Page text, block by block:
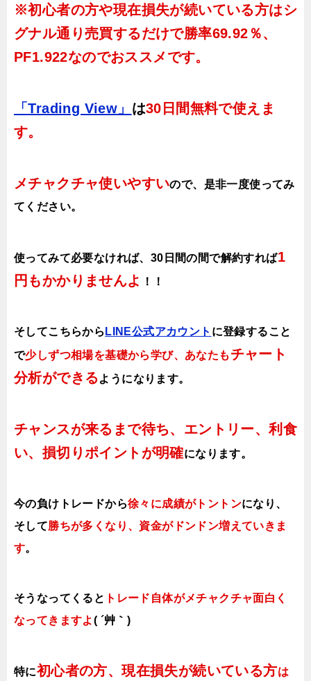
※初心者の方や現在損失が続いている方はシ
グナル通り売買するだけで勝率69.92％、
PF1.922なのでおススメです。
「Trading View」 は30日間無料で使えま
す。
メチャクチャ使いやすいので、 是非一度使ってみ
てください。
使ってみて必要なければ、30日間の間で解約すれば1
円もかかりませんよ
！！
そしてこちらから LINE公式アカウント に登録すること
で少しずつ相場を基礎から学び、あなたも チャート
分析ができるようになります。
チャンスが来るまで待ち、エントリー、利食
い、損切りポイントが明確になります。
今の負けトレードから徐々に成績がトントンになり、
そして勝ちが多くなり、資金がドンドン増えていきま
す。
そうなってくると トレード自体がメチャクチャ面白く
なってきますよ ( ´艸｀)
特に初心者の方、現在損失が続いている方は